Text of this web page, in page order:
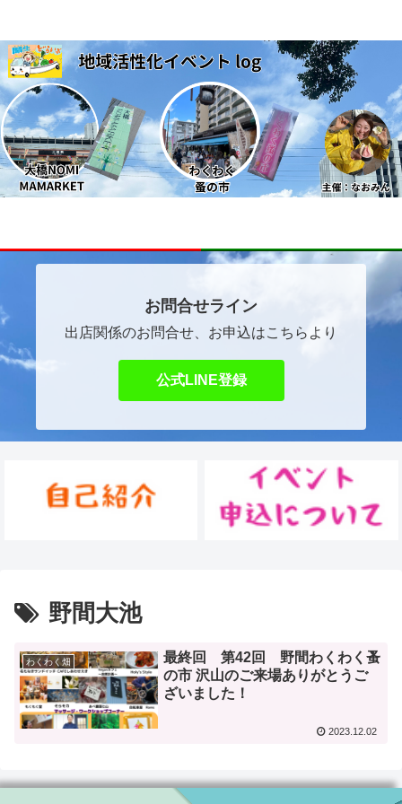
お問合せライン
出店関係のお問合せ、お申込はこちらより
公式LINE登録
野間大池
わくわく畑
最終回 第42回 野間わくわく蚤
の市 沢山のご来場ありがとうご
ざいました！
2023.12.02